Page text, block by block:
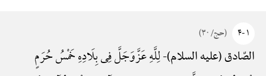
۱ -۴ (حج/ ۳۰)
الصّادق (علیه السلام)-لِلَّهِ عَزَّ‌وَ‌جَلَّ فِی بِلَادِهِ خَمْسُ حُرَمٍ